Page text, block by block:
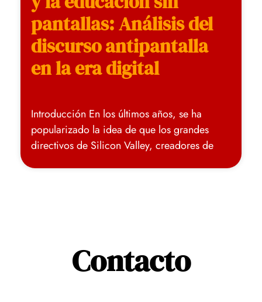
pantallas: Análisis del
discurso antipantalla
en la era digital
Introducción En los últimos años, se ha
popularizado la idea de que los grandes
directivos de Silicon Valley, creadores de
Contacto